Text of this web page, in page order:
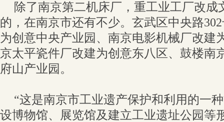
除了南京第二机床厂，重工业工厂改成
的，在南京市还有不少。玄武区中央路
为创意中央产业园、南京电影机械厂改建
京太平瓷件厂改建为创意东八区、鼓楼南
府山产业园。
“这是南京市工业遗产保护和利用的一
设博物馆、展览馆及建立工业遗址公园等